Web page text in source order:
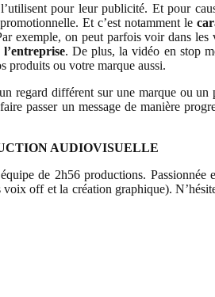
pour leur publicité. Et pour
Et c’est notamment le
exemple, on peut parfois voir dans
. De plus, la vidéo en stop
produits ou votre marque aussi.
regard différent sur une marque ou un
passer un message de manière
AUDIOVISUELLE
de 2h56 productions.
voix off et la création graphique).